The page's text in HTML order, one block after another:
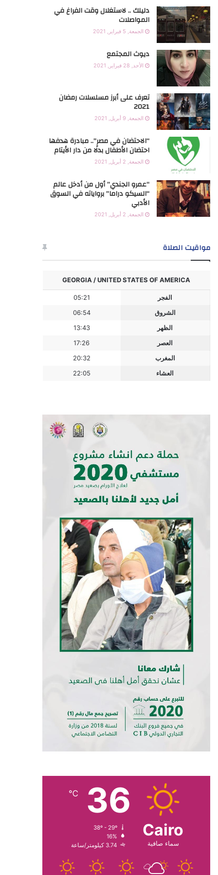
o
o
k
e
r
b
e
g
r
a
دليلك .. لاستغلال وقت الفراغ في
المواصلات
الجمعة, 5 فبراير, 2021
ديوث المجتمع
الأحد, 28 فبراير, 2021
تعرف على أبرز مسلسلات رمضان
2021
الجمعة, 9 أبريل, 2021
“الاحتضان في مصر”.. مبادرة هدفها
احتضان الأطفال بدلًا من دار الأيتام
الجمعة, 2 أبريل, 2021
“عمرو الجندي” أول من أدخل عالم
“السيكو دراما” برواياته في السوق
الأدبي
الجمعة, 2 أبريل, 2021
مواقيت الصلاة
GEORGIA / UNITED STATES OF AMERICA
الفجر
05:21
الشروق
06:54
الظهر
13:43
العصر
17:26
المغرب
20:32
العشاء
22:05
Cairo
سماء صافية
36
℃
16%
3.74 كيلومتر/ساعة